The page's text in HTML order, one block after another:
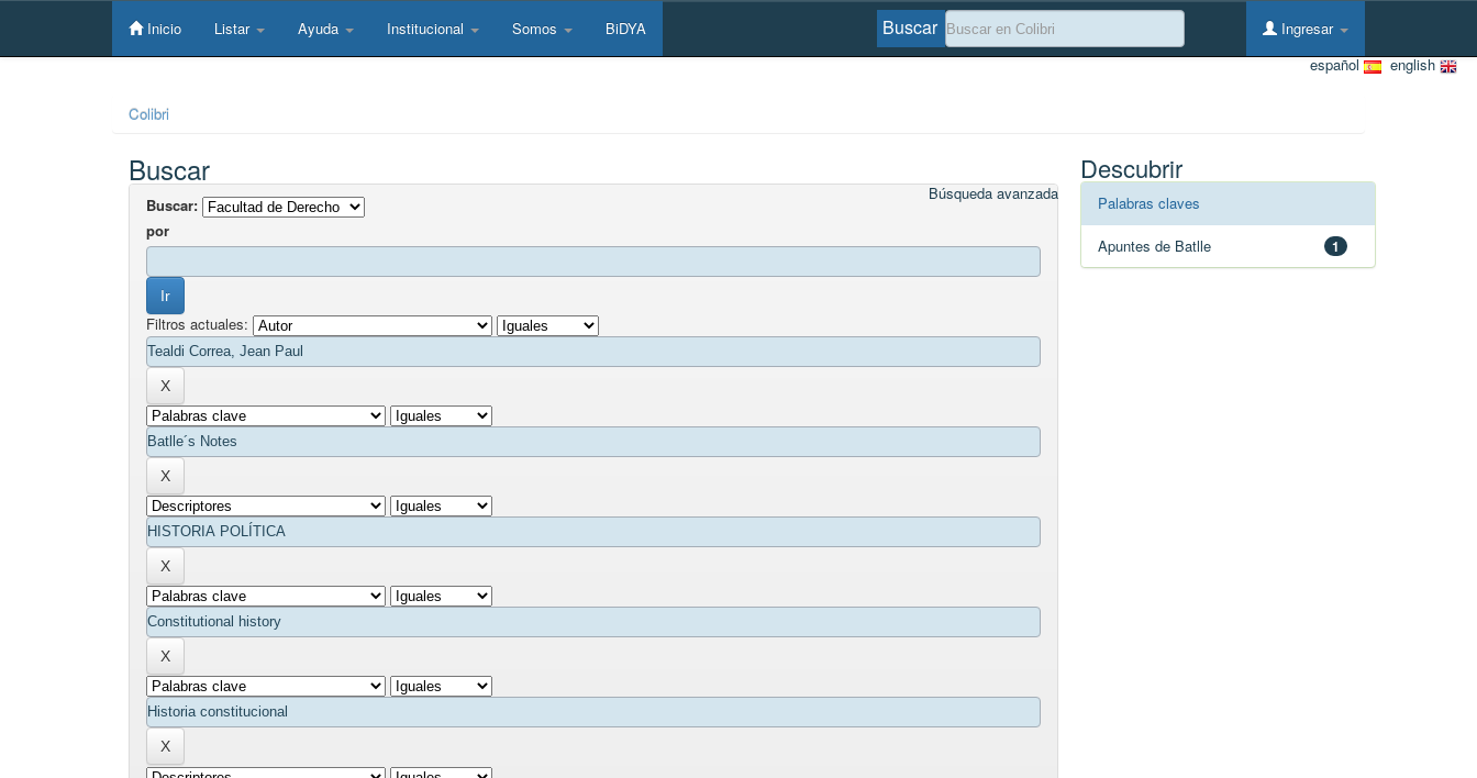
Skip
Inicio Listar Ayuda Institucional Somos BiDYA Ingresar
Buscar
english
español
Colibri
Buscar
Búsqueda avanzada
Buscar:
por
Filtros actuales:
Descubrir
Palabras claves
1
Apuntes de Batlle